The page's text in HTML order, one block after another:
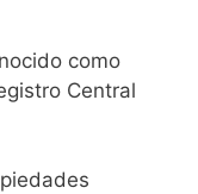
como
Central